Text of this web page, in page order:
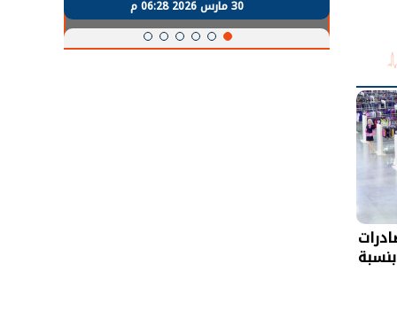
صادرات
بنظام الإيجار